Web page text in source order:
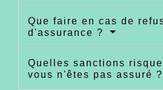
Que faire en cas de
d'assurance ?
Quelles sanctions
vous n'êtes pas assuré ?